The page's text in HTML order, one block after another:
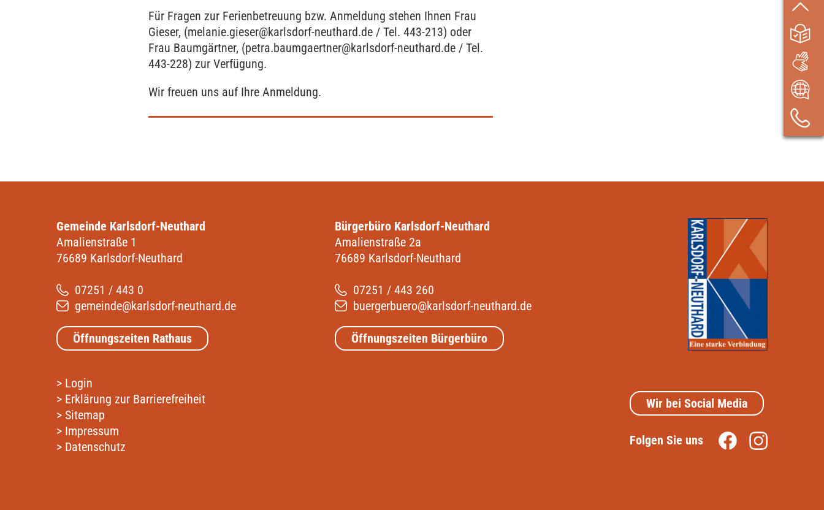
Für Fragen zur Ferienbetreuung bzw. Anmeldung stehen Ihnen Frau
Gieser, (melanie.gieser@karlsdorf-neuthard.de / Tel. 443-213) oder
Frau Baumgärtner, (petra.baumgaertner@karlsdorf-neuthard.de / Tel.
443-228) zur Verfügung.
Wir freuen uns auf Ihre Anmeldung.
Gemeinde Karlsdorf-Neuthard
Amalienstraße 1
76689 Karlsdorf-Neuthard
07251 / 443 0
gemeinde@karlsdorf-neuthard.de
Öffnungszeiten Rathaus
> Login
> Erklärung zur Barrierefreiheit
> Sitemap
> Impressum
> Datenschutz
Bürgerbüro Karlsdorf-Neuthard
Amalienstraße 2a
76689 Karlsdorf-Neuthard
07251 / 443 260
buergerbuero@karlsdorf-neuthard.de
Öffnungszeiten Bürgerbüro
Wir bei Social Media
Folgen Sie uns